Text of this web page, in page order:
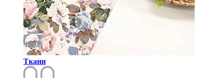
Ткани